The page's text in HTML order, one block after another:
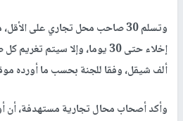
وتسلم 30 صاحب محل تجاري على
ألف شيقل، وفقا للجنة بحسب ما أورده
وأكد أصحاب محال تجارية مستهدفة، أن